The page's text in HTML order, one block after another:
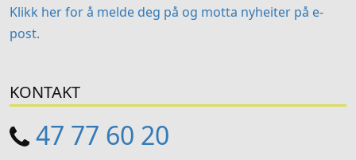
Klikk her for å melde deg på og motta nyheiter på e-
post.
KONTAKT
47 77 60 20